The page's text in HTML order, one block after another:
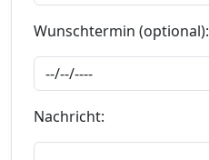
Wunschtermin (optional):
Nachricht: